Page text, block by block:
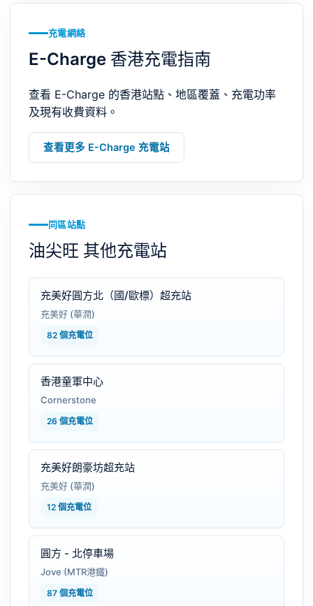
充電網絡
E-Charge 香港充電指南
查看 E-Charge 的香港站點、地區覆蓋、充電功率
及現有收費資料。
查看更多 E-Charge 充電站
同區站點
油尖旺 其他充電站
充美好圓方北（國/歐標）超充站
充美好 (華潤)
82 個充電位
香港童軍中心
Cornerstone
26 個充電位
充美好朗豪坊超充站
充美好 (華潤)
12 個充電位
圓方 - 北停車場
Jove (MTR港鐵)
87 個充電位